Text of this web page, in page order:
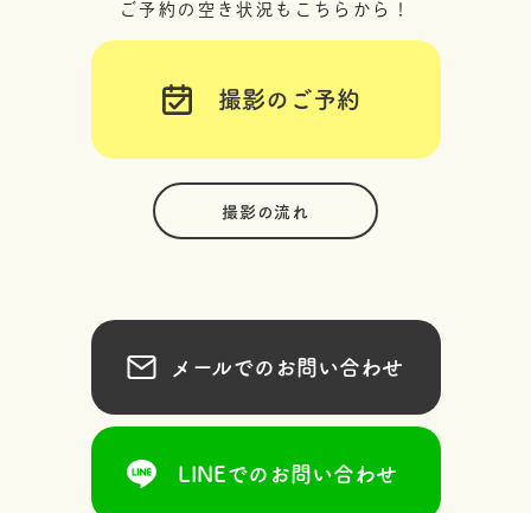
ご予約の空き状況もこちらから！
撮影のご予約
撮影の流れ
メールでのお問い合わせ
LINEでのお問い合わせ